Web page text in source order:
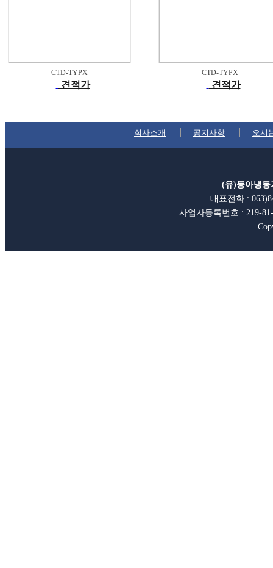
CTD-TYPX
견적가
CTD-TYPX
견적가
회사소개 공지사항 오시
(유)동아냉동
대표전화 :
사업자등록번호 : 219-